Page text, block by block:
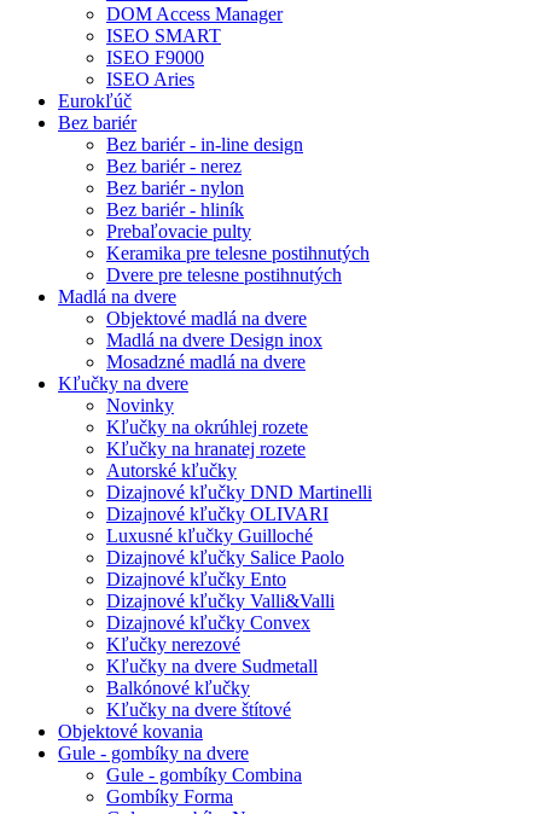
DOM Access Manager
ISEO SMART
ISEO F9000
ISEO Aries
Eurokľúč
Bez bariér
Bez bariér - in-line design
Bez bariér - nerez
Bez bariér - nylon
Bez bariér - hliník
Prebaľovacie pulty
Keramika pre telesne postihnutých
Dvere pre telesne postihnutých
Madlá na dvere
Objektové madlá na dvere
Madlá na dvere Design inox
Mosadzné madlá na dvere
Kľučky na dvere
Novinky
Kľučky na okrúhlej rozete
Kľučky na hranatej rozete
Autorské kľučky
Dizajnové kľučky DND Martinelli
Dizajnové kľučky OLIVARI
Luxusné kľučky Guilloché
Dizajnové kľučky Salice Paolo
Dizajnové kľučky Ento
Dizajnové kľučky Valli&Valli
Dizajnové kľučky Convex
Kľučky nerezové
Kľučky na dvere Sudmetall
Balkónové kľučky
Kľučky na dvere štítové
Objektové kovania
Gule - gombíky na dvere
Gule - gombíky Combina
Gombíky Forma